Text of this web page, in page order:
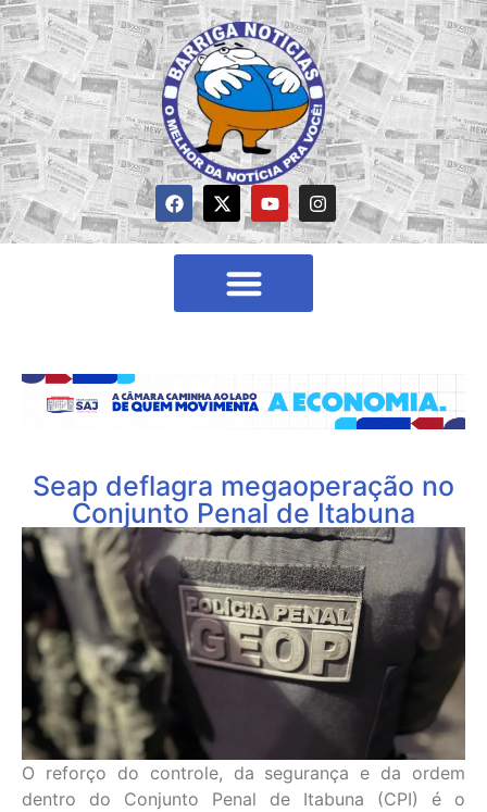
Seap deflagra megaoperação no
Conjunto Penal de Itabuna
O reforço do controle, da segurança e da ordem
dentro do Conjunto Penal de Itabuna (CPI) é o